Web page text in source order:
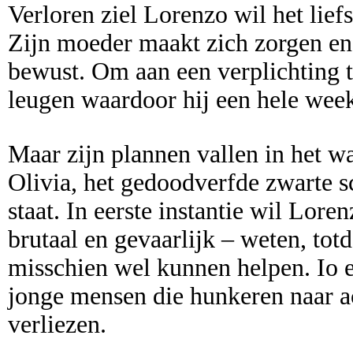
Verloren ziel Lorenzo wil het
Zijn moeder maakt zich zorgen
bewust. Om aan een
leugen waardoor hij een hele
Maar zijn plannen vallen in het
Olivia, het gedoodverfde zwarte
staat. In eerste instantie wil
brutaal en gevaarlijk – weten,
misschien wel kunnen helpen. Io
jonge mensen die hunkeren naar
verliezen.